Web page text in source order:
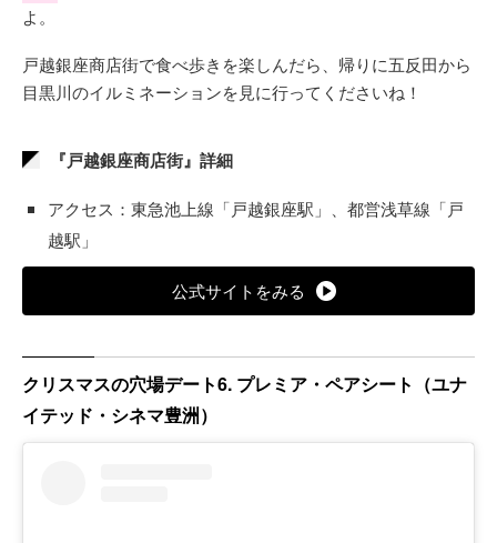
よ。
戸越銀座商店街で食べ歩きを楽しんだら、帰りに五反田から
目黒川のイルミネーションを見に行ってくださいね！
『戸越銀座商店街』詳細
アクセス：東急池上線「戸越銀座駅」、都営浅草線「戸
越駅」
公式サイトをみる
クリスマスの穴場デート6. プレミア・ペアシート（ユナ
イテッド・シネマ豊洲）